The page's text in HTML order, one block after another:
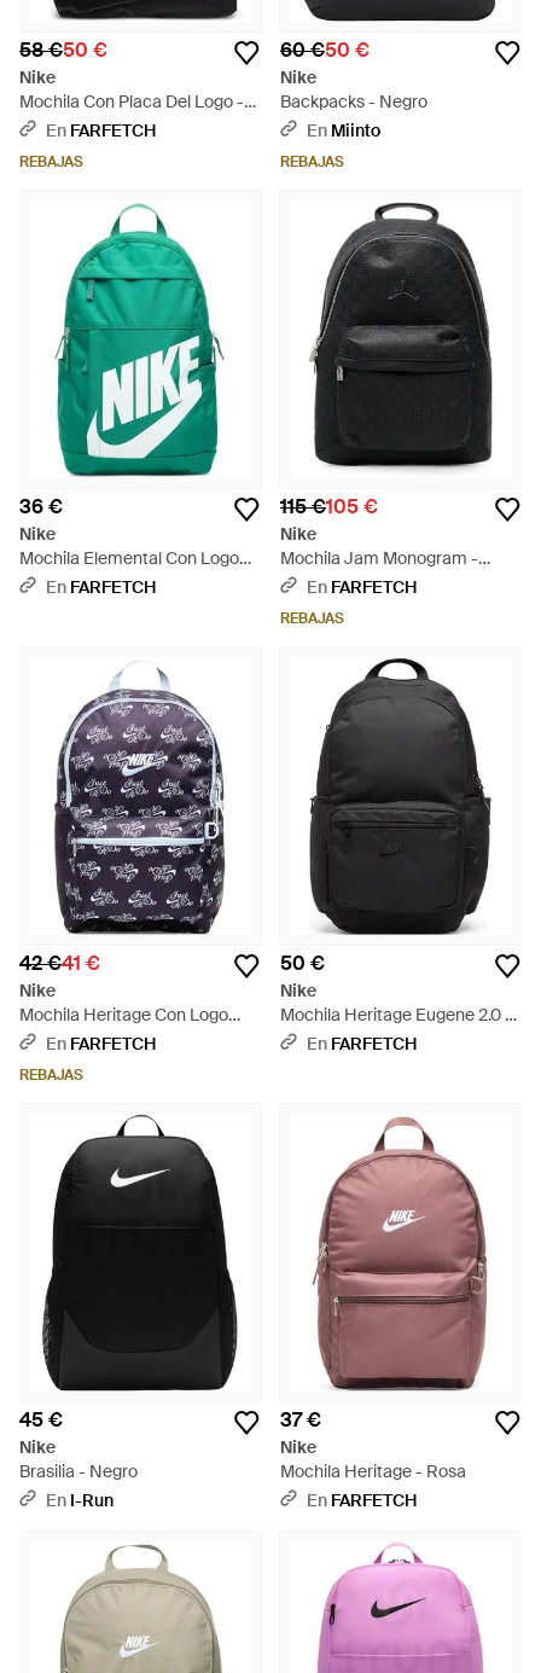
58 €50 €
Nike
Mochila Con Placa Del Logo -
Negro
En FARFETCH
REBAJAS
60 €50 €
Nike
Backpacks - Negro
En Miinto
REBAJAS
36 €
Nike
Mochila Elemental Con Logo
Estampado - Verde
En FARFETCH
115 €105 €
Nike
Mochila Jam Monogram -
Negro
En FARFETCH
REBAJAS
42 €41 €
Nike
Mochila Heritage Con Logo
Estampado - Azul
En FARFETCH
REBAJAS
50 €
Nike
Mochila Heritage Eugene 2.0 -
Negro
En FARFETCH
45 €
Nike
Brasilia - Negro
En I-Run
37 €
Nike
Mochila Heritage - Rosa
En FARFETCH